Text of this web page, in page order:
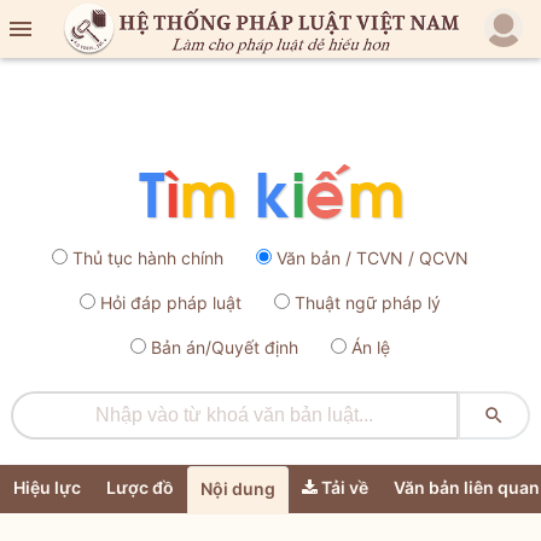

Thủ tục hành chính Văn bản / TCVN / QCVN
Hỏi đáp pháp luật Thuật ngữ pháp lý
Bản án/Quyết định Án lệ

Hiệu lực Lược đồ Nội dung Tải về Văn bản liên quan